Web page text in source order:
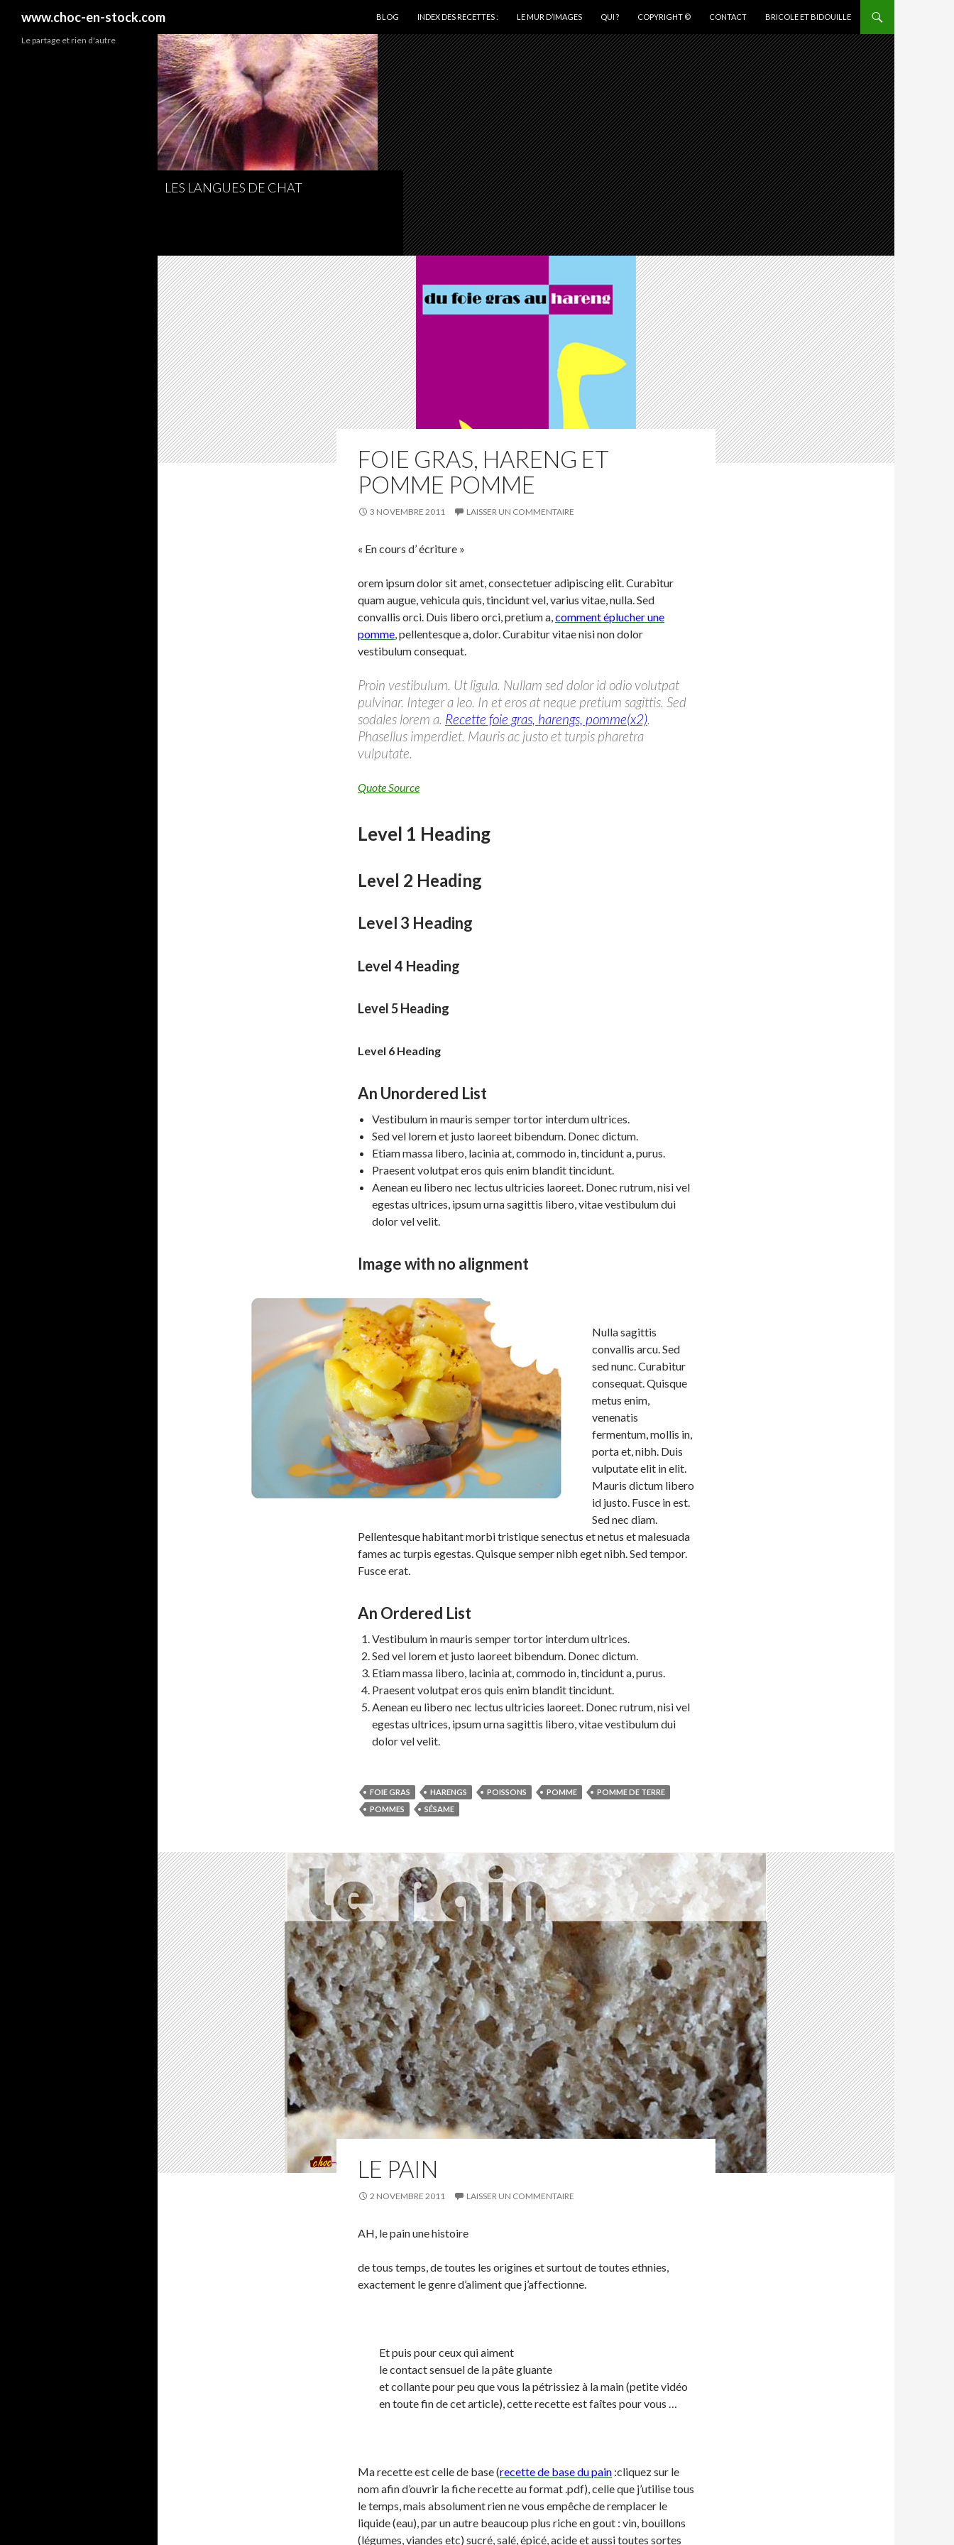
www.choc-en-stock.com
BLOG
INDEX DES RECETTES : LE MUR D’IMAGES QUI ? COPYRIGHT © CONTACT BRICOLE ET BIDOUILLE
LES LANGUES DE CHAT
FOIE GRAS, HARENG ET
POMME POMME
3 NOVEMBRE 2011 LAISSER UN COMMENTAIRE
« En cours d’ écriture »
orem ipsum dolor sit amet, consectetuer adipiscing elit. Curabitur
quam augue, vehicula quis, tincidunt vel, varius vitae, nulla. Sed
convallis orci. Duis libero orci, pretium a, comment éplucher une
pomme , pellentesque a, dolor. Curabitur vitae nisi non dolor
vestibulum consequat.
Proin vestibulum. Ut ligula. Nullam sed dolor id odio volutpat
pulvinar. Integer a leo. In et eros at neque pretium sagittis. Sed
sodales lorem a. Recette foie gras, harengs, pomme(x2)
Phasellus imperdiet. Mauris ac justo et turpis pharetra
vulputate.
Quote Source
Level 1 Heading
Level 2 Heading
Level 3 Heading
Level 4 Heading
Level 5 Heading
Level 6 Heading
An Unordered List
Vestibulum in mauris semper tortor interdum ultrices.
Sed vel lorem et justo laoreet bibendum. Donec dictum.
Etiam massa libero, lacinia at, commodo in, tincidunt a, purus.
Praesent volutpat eros quis enim blandit tincidunt.
Aenean eu libero nec lectus ultricies laoreet. Donec rutrum, nisi vel
egestas ultrices, ipsum urna sagittis libero, vitae vestibulum dui
dolor vel velit.
Image with no alignment
Nulla sagittis
convallis arcu. Sed
sed nunc. Curabitur
consequat. Quisque
metus enim,
venenatis
fermentum, mollis in,
porta et, nibh. Duis
vulputate elit in elit.
Mauris dictum libero
id justo. Fusce in est.
Sed nec diam.
Pellentesque habitant morbi tristique senectus et netus et malesuada
fames ac turpis egestas. Quisque semper nibh eget nibh. Sed tempor.
Fusce erat.
An Ordered List
Vestibulum in mauris semper tortor interdum ultrices.
Sed vel lorem et justo laoreet bibendum. Donec dictum.
Etiam massa libero, lacinia at, commodo in, tincidunt a, purus.
Praesent volutpat eros quis enim blandit tincidunt.
Aenean eu libero nec lectus ultricies laoreet. Donec rutrum, nisi vel
egestas ultrices, ipsum urna sagittis libero, vitae vestibulum dui
dolor vel velit.
FOIE GRAS HARENGS POISSONS POMME
POMME DE TERRE
POMMES
SÉSAME
LE PAIN
2 NOVEMBRE 2011 LAISSER UN COMMENTAIRE
AH, le pain une histoire
de tous temps, de toutes les origines et surtout de toutes ethnies,
exactement le genre d’aliment que j’affectionne.
Et puis pour ceux qui aiment
le contact sensuel de la pâte gluante
et collante pour peu que vous la pétrissiez à la main (petite vidéo
en toute fin de cet article), cette recette est faîtes pour vous …
Ma recette est celle de base (recette de base du pain :cliquez sur le
nom afin d’ouvrir la fiche recette au format .pdf), celle que j’utilise tous
le temps, mais absolument rien ne vous empêche de remplacer le
liquide (eau), par un autre beaucoup plus riche en gout : vin, bouillons
(légumes, viandes etc) sucré, salé, épicé, acide et aussi toutes sortes
Le partage et rien d'autre